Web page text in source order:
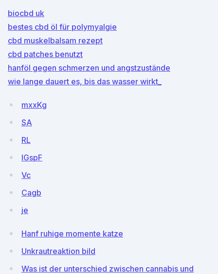
biocbd uk
bestes cbd öl für polymyalgie
cbd muskelbalsam rezept
cbd patches benutzt
hanföl gegen schmerzen und angstzustände
wie lange dauert es, bis das wasser wirkt_
mxxKg
SA
RL
IGspF
Vc
Cagb
je
Hanf ruhige momente katze
Unkrautreaktion bild
Was ist der unterschied zwischen cannabis und